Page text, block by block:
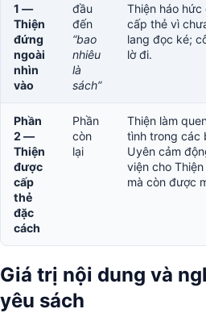
1 —
Thiện
đứng
ngoài
nhìn
vào
đầu
đến
“bao
nhiêu
là
sách”
Thiện háo
cấp thẻ vì
lang đọc ké;
lờ đi.
Phần
2 —
Thiện
được
cấp
thẻ
đặc
cách
Phần
còn
lại
Thiện làm
tình trong các
Uyên cảm
viện cho
mà còn được
Giá trị nội dung và
yêu sách